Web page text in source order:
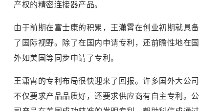
产权的精密连接器产品。
由于前期在富士康的积累，王潇霄在创业初期就具备
了国际视野。除了在国内申请专利，还前瞻性地在国
外如美国等同步申请了专利。
王潇霄的专利布局很快迎来了回报。许多国外大公司
不仅要求产品品质好，还要求供应商有自主专利。公